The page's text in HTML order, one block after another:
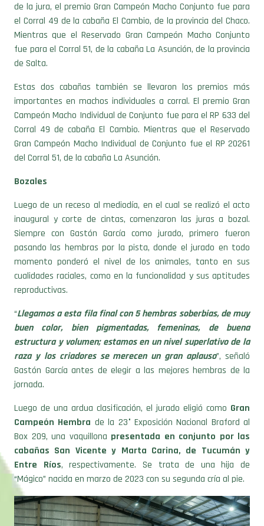
Mientras que el Reservado Gran Campeón Macho Conjunto
fue para el Corral 51, de la cabaña La Asunción, de la provincia
de Salta.
Estas dos cabañas también se llevaron los premios más
importantes en machos individuales a corral. El premio Gran
Campeón Macho Individual de Conjunto fue para el RP 633 del
Corral 49 de cabaña El Cambio. Mientras que el Reservado
Gran Campeón Macho Individual de Conjunto fue el RP 20261
del Corral 51, de la cabaña La Asunción.
Bozales
Luego de un receso al mediodía, en el cual se realizó el acto
inaugural y corte de cintas, comenzaron las juras a bozal.
Siempre con Gastón García como jurado, primero fueron
pasando las hembras por la pista, donde el jurado en todo
momento ponderó el nivel de los animales, tanto en sus
cualidades raciales, como en la funcionalidad y sus aptitudes
reproductivas.
“Llegamos a esta fila final con 5 hembras soberbias, de muy
buen color, bien pigmentadas, femeninas, de buena
estructura y volumen; estamos en un nivel superlativo de la
raza y los criadores se merecen un gran aplauso”, señaló
Gastón García antes de elegir a las mejores hembras de la
jornada.
Luego de una ardua clasificación, el jurado eligió como
Campeón Hembra de la 23° Exposición Nacional Braford al
Box 209, una vaquillonapresentada en conjunto por las
cabañas San Vicente y Marta Carina, de Tucumán y
Entre Ríos, respectivamente. Se trata de una hija de
“Mágico” nacida en marzo de 2023 con su segunda cría al pie.